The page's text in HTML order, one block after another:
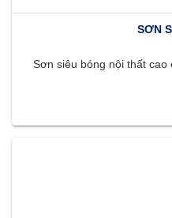
SƠN
Sơn siêu bóng nội thất